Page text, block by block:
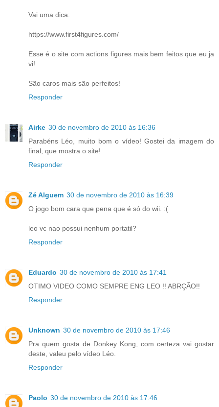
Vai uma dica:
https://www.first4figures.com/
Esse é o site com actions figures mais bem feitos que eu ja
vi!
São caros mais são perfeitos!
Responder
Airke 30 de novembro de 2010 às 16:36
Parabéns Léo, muito bom o vídeo! Gostei da imagem do
final, que mostra o site!
Responder
Zé Alguem 30 de novembro de 2010 às 16:39
O jogo bom cara que pena que é só do wii. :(
leo vc nao possui nenhum portatil?
Responder
Eduardo 30 de novembro de 2010 às 17:41
OTIMO VIDEO COMO SEMPRE ENG LEO !! ABRÇÃO!!
Responder
Unknown 30 de novembro de 2010 às 17:46
Pra quem gosta de Donkey Kong, com certeza vai gostar
deste, valeu pelo vídeo Léo.
Responder
Paolo 30 de novembro de 2010 às 17:46